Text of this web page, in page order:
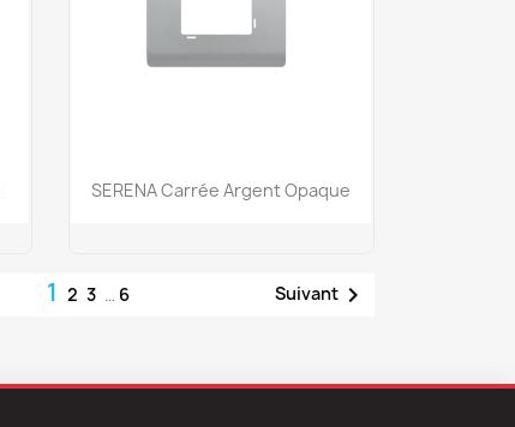
Aperçu rapide
SERENA Carrée Argent Opaque
123 … 6 Suivant